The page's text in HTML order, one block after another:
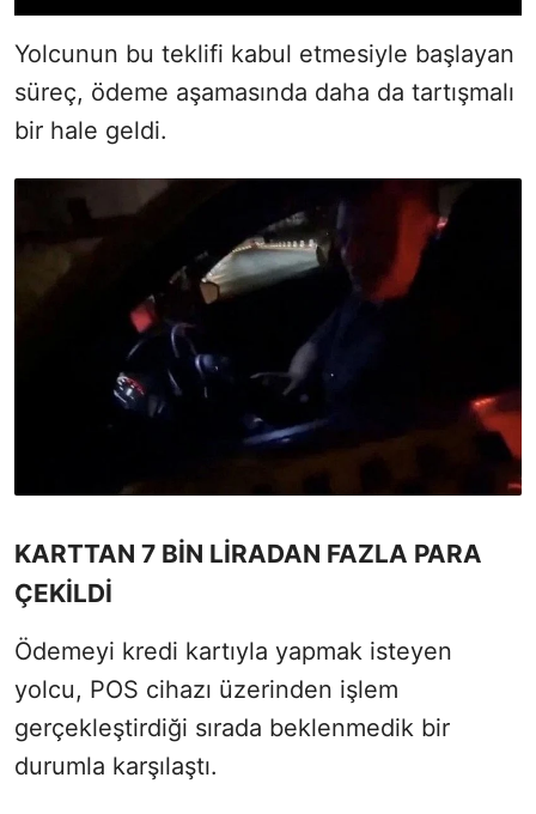
Yolcunun bu teklifi kabul etmesiyle başlayan
süreç, ödeme aşamasında daha da tartışmalı
bir hale geldi.
KARTTAN 7 BİN LİRADAN FAZLA PARA
ÇEKİLDİ
Ödemeyi kredi kartıyla yapmak isteyen
yolcu, POS cihazı üzerinden işlem
gerçekleştirdiği sırada beklenmedik bir
durumla karşılaştı.